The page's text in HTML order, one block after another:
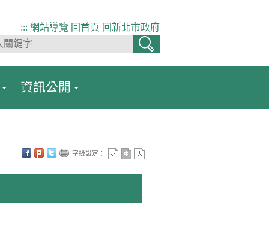
::: 網站導覽 回首頁 回新北市政府
資訊公開
字級設定：